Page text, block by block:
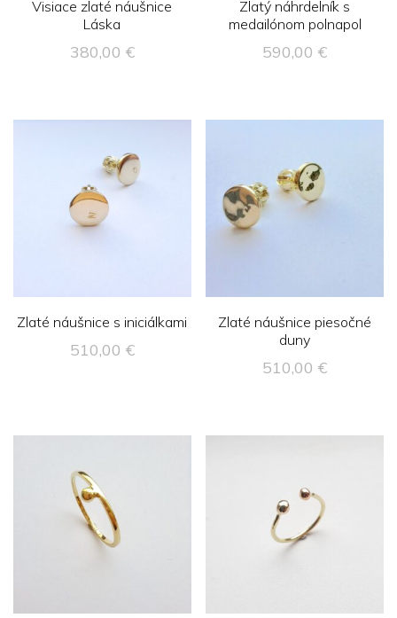
Visiace zlaté náušnice
Láska
380,00 €
Zlatý náhrdelník s
medailónom polnapol
590,00€
Zlaté náušnice s iniciálkami
510,00 €
Zlaté náušnice piesočné
duny
510,00€